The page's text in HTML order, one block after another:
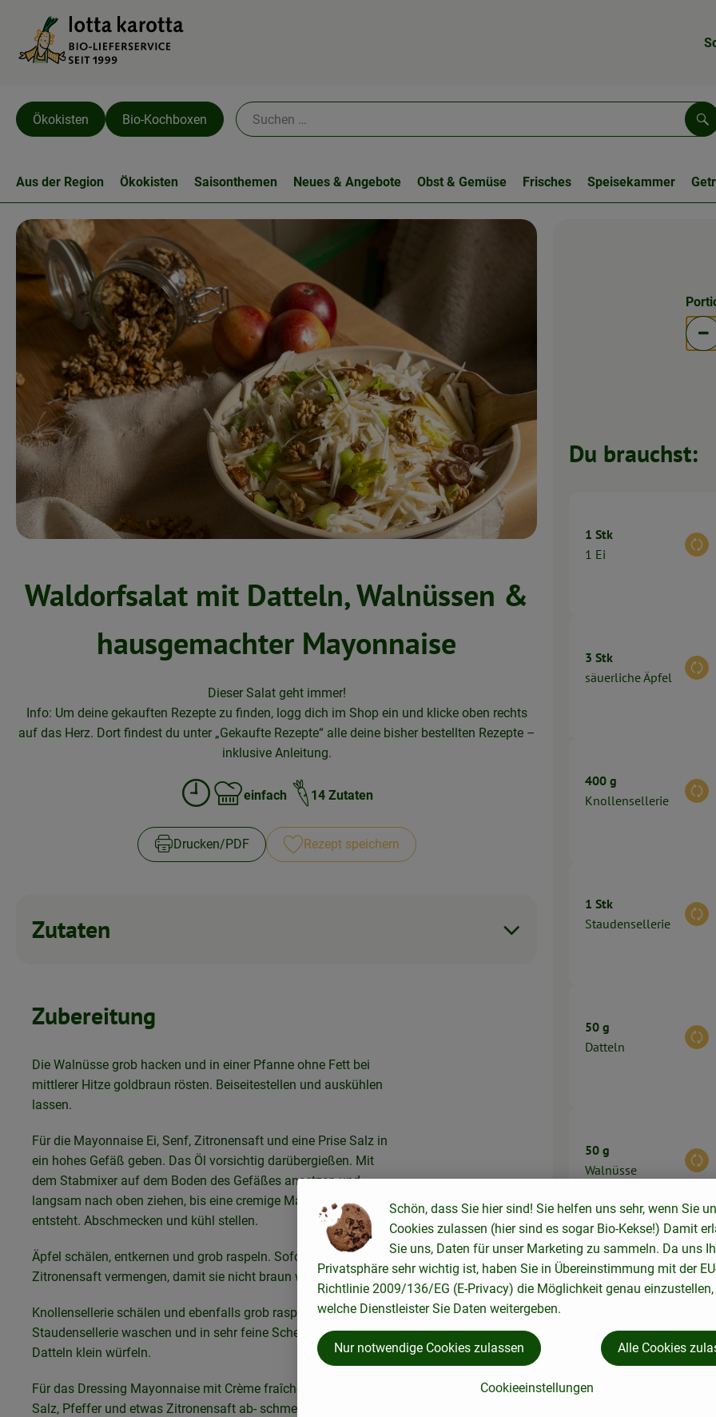
Ökokisten Bio-Kochboxen
Aus der Region Ökokisten Saisonthemen Neues & Angebote Obst & Gemüse Frisches Speisekammer
Waldorfsalat mit Datteln, Walnüssen &
hausgemachter Mayonnaise
Dieser Salat geht immer!
Info: Um deine gekauften Rezepte zu finden, logg dich im Shop ein und klicke oben rechts
auf das Herz. Dort findest du unter „Gekaufte Rezepte“ alle deine bisher bestellten Rezepte –
inklusive Anleitung.
Zubreitungszeit:
Schwierigkeit:
einfach 14 Zutaten
Drucken​/​PDF Rezept speichern
Zutaten
Zubereitung
Die Walnüsse grob hacken und in einer Pfanne ohne Fett bei
mittlerer Hitze goldbraun rösten. Beiseitestellen und auskühlen
lassen.
Für die Mayonnaise Ei, Senf, Zitronensaft und eine Prise Salz in
ein hohes Gefäß geben. Das Öl vorsichtig darübergießen. Mit
dem Stabmixer auf dem Boden des Gefäßes ansetzen und
langsam nach oben ziehen, bis eine cremige Mayonnaise
entsteht. Abschmecken und kühl stellen.
Äpfel schälen, entkernen und grob raspeln. Sofort mit etwas
Zitronensaft vermengen, damit sie nicht braun werden.
Knollensellerie schälen und ebenfalls grob raspeln.
Staudensellerie waschen und in sehr feine Scheiben schneiden.
Datteln klein würfeln.
Für das Dressing Mayonnaise mit Crème fraîche verrühren, mit
Salz, Pfeffer und etwas Zitronensaft ab- schmecken.
Du brauchst:
1 Stk
1 Ei
3 Stk
säuerliche Äpfel
400 g
Knollensellerie
1 Stk
Staudensellerie
50 g
Datteln
50 g
Walnüsse
1 Stk
Zitrone
2 EL
Schön, dass Sie hier sind! Sie helfen uns sehr, wenn Sie
Cookies zulassen (hier sind es sogar Bio-Kekse!) Damit
Sie uns, Daten für unser Marketing zu sammeln. Da uns
Privatsphäre sehr wichtig ist, haben Sie in Übereinstimmung mit der
Richtlinie 2009/136/EG (E-Privacy) die Möglichkeit genau einzustellen,
welche Dienstleister Sie Daten weitergeben.
Cookieeinstellungen
Nur notwendige Cookies zulassen Alle Cookies